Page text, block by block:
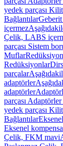
yedek parçası
Bağlantılar
içermez
Çelik, LABS
parçası Sistem
Muflar
Redüksiyonlar
parçalar
adaptörler
adaptörler
parçası
yedek parçası
Bağlantılar
Eksenel
Çelik, FKM mavi